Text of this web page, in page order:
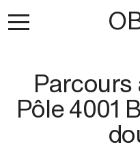
Parcours
Pôle 4001